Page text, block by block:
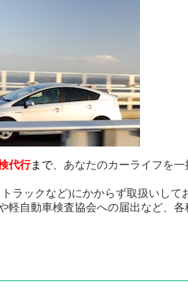
代行まで、あなたのカーライフを
ラックなど)にかからず取扱いして
軽自動車検査協会への届出など、